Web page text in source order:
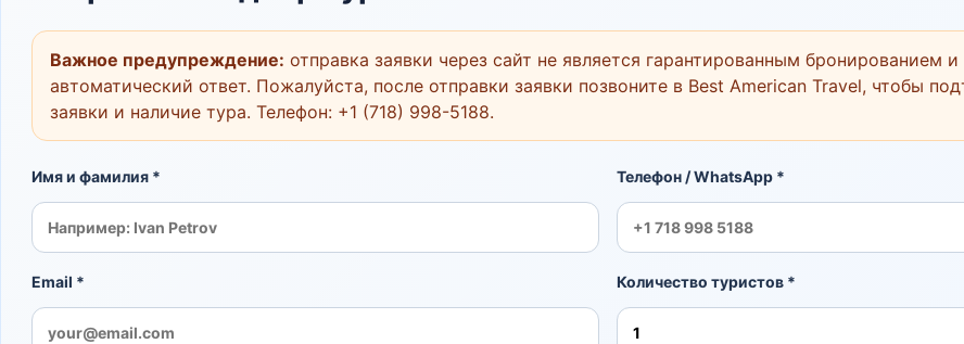
Важное предупреждение: отправка заявки через сайт не является гарантированным бронированием и
автоматический ответ. Пожалуйста, после отправки заявки позвоните в Best American Travel, чтобы
заявки и наличие тура. Телефон: +1 (718) 998-5188.
Имя и фамилия * Телефон / WhatsApp *
Email * Количество туристов *